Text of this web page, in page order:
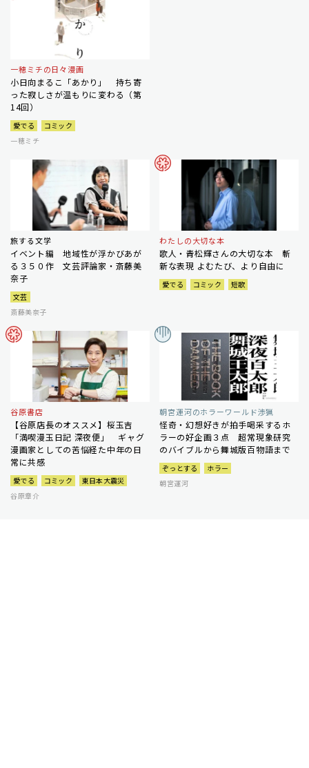
一穂ミチの日々漫画
小日向まるこ「あかり」 持ち寄
った寂しさが温もりに変わる（第
14回）
愛でる
コミック
一穂ミチ
旅する文学
イベント編 地域性が浮かびあが
る３５０作 文芸評論家・斎藤美
奈子
文芸
斎藤美奈子
わたしの大切な本
歌人・青松輝さんの大切な本 斬
新な表現 よむたび、より自由に
愛でる コミック 短歌
谷原書店
【谷原店長のオススメ】桜玉吉
「満喫漫玉日記 深夜便」 ギャグ
漫画家としての苦悩経た中年の日
常に共感
愛でる コミック
東日本大震災
谷原章介
朝宮運河のホラーワールド渉猟
怪奇・幻想好きが拍手喝采するホ
ラーの好企画３点 超常現象研究
のバイブルから舞城版百物語まで
ぞっとする
ホラー
朝宮運河